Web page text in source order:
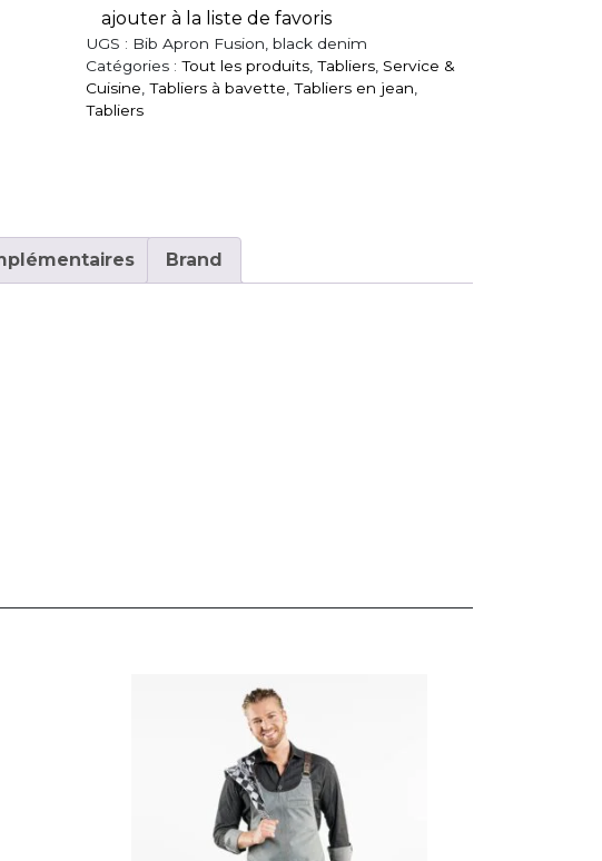
ajouter à la liste de favoris
UGS : Bib Apron Fusion, black denim
Catégories : Tout les produits, Tabliers, Service &
Cuisine Tabliers à bavette Tabliers en jean
Tabliers
Brand